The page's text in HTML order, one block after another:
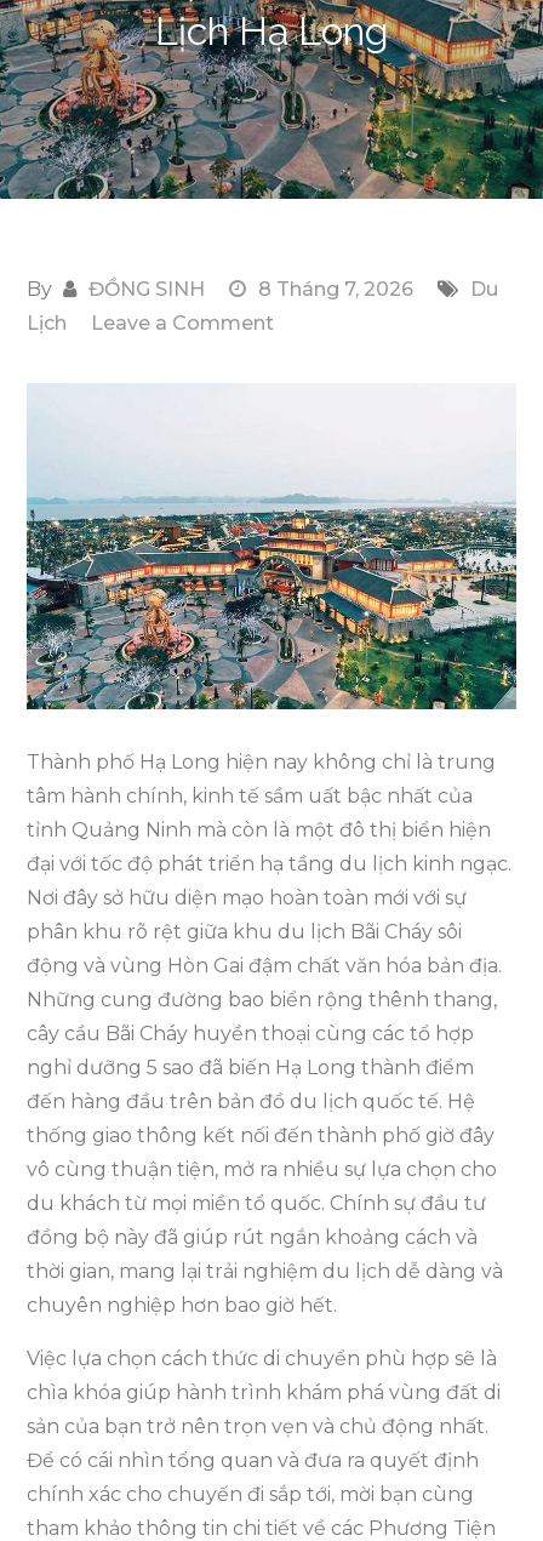
Lịch Hạ Long
By ĐỒNG SINH 8 Tháng 7, 2026
Du
Lịch
Leave a Comment
Thuận
Tiện
Khi
Đi
Du
Lịch
Hạ
Thành phố Hạ Long hiện nay không chỉ là trung
tâm hành chính, kinh tế sầm uất bậc nhất của
tỉnh Quảng Ninh mà còn là một đô thị biển hiện
đại với tốc độ phát triển hạ tầng du lịch kinh ngạc.
Nơi đây sở hữu diện mạo hoàn toàn mới với sự
phân khu rõ rệt giữa khu du lịch Bãi Cháy sôi
động và vùng Hòn Gai đậm chất văn hóa bản địa.
Những cung đường bao biển rộng thênh thang,
cây cầu Bãi Cháy huyền thoại cùng các tổ hợp
nghỉ dưỡng 5 sao đã biến Hạ Long thành điểm
đến hàng đầu trên bản đồ du lịch quốc tế. Hệ
thống giao thông kết nối đến thành phố giờ đây
vô cùng thuận tiện, mở ra nhiều sự lựa chọn cho
du khách từ mọi miền tổ quốc. Chính sự đầu tư
đồng bộ này đã giúp rút ngắn khoảng cách và
thời gian, mang lại trải nghiệm du lịch dễ dàng và
chuyên nghiệp hơn bao giờ hết.
Việc lựa chọn cách thức di chuyển phù hợp sẽ là
chìa khóa giúp hành trình khám phá vùng đất di
sản của bạn trở nên trọn vẹn và chủ động nhất.
Để có cái nhìn tổng quan và đưa ra quyết định
chính xác cho chuyến đi sắp tới, mời bạn cùng
tham khảo thông tin chi tiết về các Phương Tiện